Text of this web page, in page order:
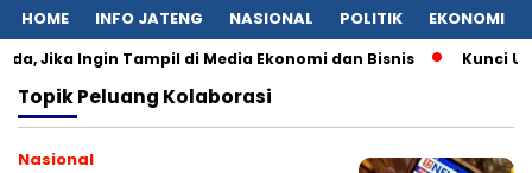
HOME INFO JATENG NASIONAL POLITIK EKONOMI
Jika Ingin Tampil di Media Ekonomi dan Bisnis Kunci
TopikPeluang Kolaborasi
Nasional